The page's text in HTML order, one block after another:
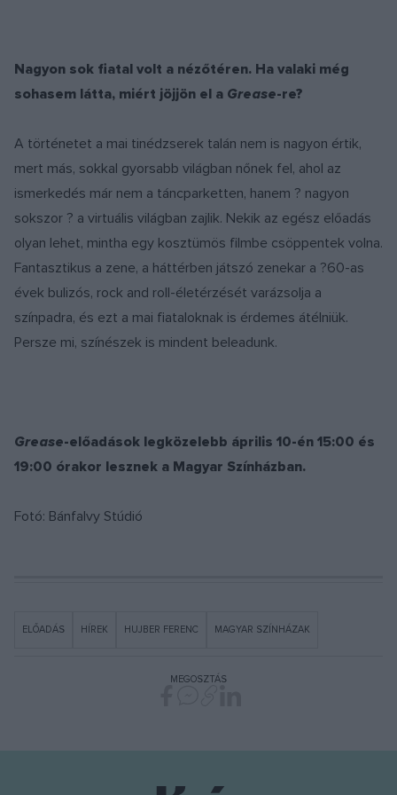
Nagyon sok fiatal volt a nézőtéren. Ha valaki még
sohasem látta, miért jöjjön el a Grease-re?
A történetet a mai tinédzserek talán nem is nagyon értik,
mert más, sokkal gyorsabb világban nőnek fel, ahol az
ismerkedés már nem a táncparketten, hanem ? nagyon
sokszor ? a virtuális világban zajlik. Nekik az egész előadás
olyan lehet, mintha egy kosztümös filmbe csöppentek volna.
Fantasztikus a zene, a háttérben játszó zenekar a ?60-as
évek bulizós, rock and roll-életérzését varázsolja a
színpadra, és ezt a mai fiataloknak is érdemes átélniük.
Persze mi, színészek is mindent beleadunk.
Grease-előadások legközelebb április 10-én 15:00 és
19:00 órakor lesznek a Magyar Színházban.
Fotó: Bánfalvy Stúdió
ELŐADÁS HÍREK HUJBER FERENC MAGYAR SZÍNHÁZAK
MEGOSZTÁS